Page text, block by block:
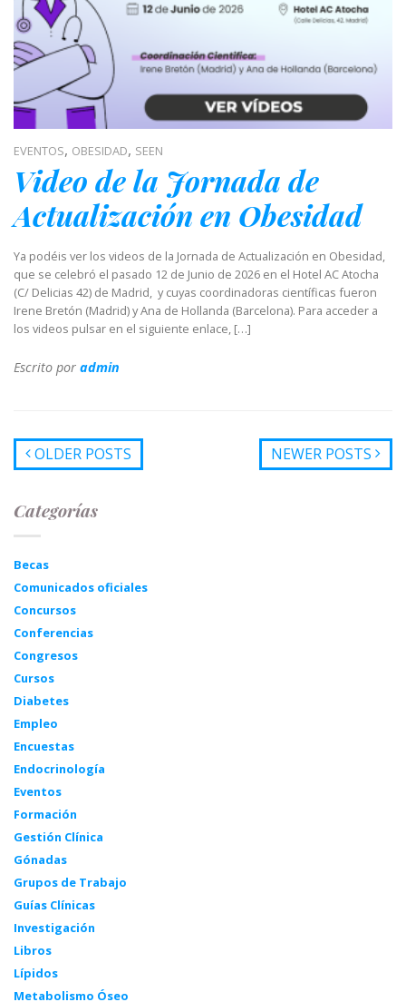
EVENTOS, OBESIDAD, SEEN
Video de la Jornada de
Actualización en Obesidad
Ya podéis ver los videos de la Jornada de Actualización en Obesidad,
que se celebró el pasado 12 de Junio de 2026 en el Hotel AC Atocha
(C/ Delicias 42) de Madrid, y cuyas coordinadoras científicas fueron
Irene Bretón (Madrid) y Ana de Hollanda (Barcelona). Para acceder a
los videos pulsar en el siguiente enlace, […]
Escrito por admin
OLDER POSTS NEWER POSTS
Categorías
Becas
Comunicados oficiales
Concursos
Conferencias
Congresos
Cursos
Diabetes
Empleo
Encuestas
Endocrinología
Eventos
Formación
Gestión Clínica
Gónadas
Grupos de Trabajo
Guías Clínicas
Investigación
Libros
Lípidos
Metabolismo Óseo